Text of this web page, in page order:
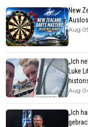
New
Aug
„Ich
Luke
Aug
„Ich